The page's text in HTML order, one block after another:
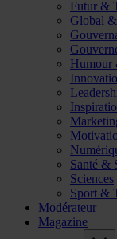
Futur &
Global
Humour
Santé &
Sciences
Sport &
Modérateur
Magazine